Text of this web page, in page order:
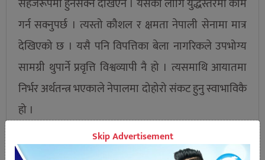
सहजरूपमा हुनसक्ने देखिएन । यसका लागि युद्धस्तरमा काम
गर्न सक्नुपर्छ । त्यस्तो कौशल र क्षमता नेपाली सेनामा मात्र
देखिएको छ । यसै पनि विपत्तिका बेला नागरिकले उपभोग्य
सामग्री थुपार्ने प्रवृत्ति विश्वव्यापी नै हो । त्यसमाथि आयातमा
निर्भर अर्थतन्त्र भएकाले नेपालमा दोहोरो संकट हुनु स्वाभाविकै
हो ।
औषधिका लागि मूलतः भारतमा निर्भर भएकाले भारतले
Skip Advertisement